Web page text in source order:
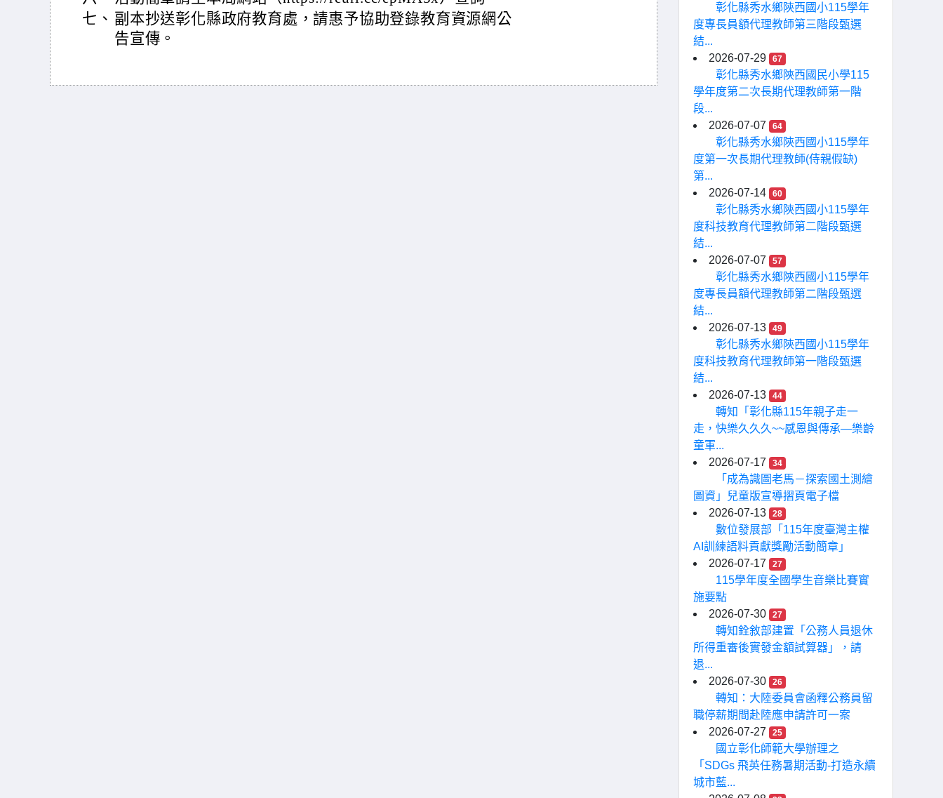
七、 副本抄送彰化縣政府教育處，請惠予協助登錄教育資源網公
告宣傳。
彰化縣秀水鄉陝西國小115學年
度專長員額代理教師第三階段甄選
結...
2026-07-29
67
彰化縣秀水鄉陝西國民小學115
學年度第二次長期代理教師第一階
段...
2026-07-07
64
彰化縣秀水鄉陝西國小115學年
度第一次長期代理教師(侍親假缺)
第...
2026-07-14
60
彰化縣秀水鄉陝西國小115學年
度科技教育代理教師第二階段甄選
結...
2026-07-07
57
彰化縣秀水鄉陝西國小115學年
度專長員額代理教師第二階段甄選
結...
2026-07-13
49
彰化縣秀水鄉陝西國小115學年
度科技教育代理教師第一階段甄選
結...
2026-07-13
44
轉知「彰化縣115年親子走一
走，快樂久久久~~感恩與傳承—樂齡
童軍...
2026-07-17
34
「成為識圖老馬－探索國土測繪
圖資」兒童版宣導摺頁電子檔
2026-07-13
28
數位發展部「115年度臺灣主權
AI訓練語料貢獻獎勵活動簡章」
2026-07-17
27
115學年度全國學生音樂比賽實
施要點
2026-07-30
27
轉知銓敘部建置「公務人員退休
所得重審後實發金額試算器」，請
退...
2026-07-30
26
轉知：大陸委員會函釋公務員留
職停薪期間赴陸應申請許可一案
2026-07-27
25
國立彰化師範大學辦理之
「SDGs 飛英任務暑期活動-打造永續
城市藍...